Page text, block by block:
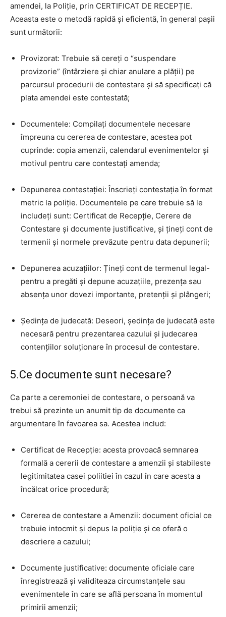
amendei, la Poliție, prin CERTIFICAT DE RECEPȚIE.
Aceasta este o metodă rapidă și eficientă, în general pașii
sunt următorii:
Provizorat: Trebuie să cereți o “suspendare
provizorie” (întârziere și chiar anulare a plății) pe
parcursul procedurii de contestare și să specificați că
plata amendei este contestată;
Documentele: Compilați documentele necesare
împreuna cu cererea de contestare, acestea pot
cuprinde: copia amenzii, calendarul evenimentelor și
motivul pentru care contestați amenda;
Depunerea contestației: Înscrieți contestația în format
metric la poliție. Documentele pe care trebuie să le
includeți sunt: Certificat de Recepție, Cerere de
Contestare și documente justificative, și țineți cont de
termenii și normele prevăzute pentru data depunerii;
Depunerea acuzațiilor: Țineți cont de termenul legal-
pentru a pregăti și depune acuzațiile, prezența sau
absența unor dovezi importante, pretenții și plângeri;
Ședința de judecată: Deseori, ședința de judecată este
necesară pentru prezentarea cazului și judecarea
contențiilor soluționare în procesul de contestare.
5.Ce documente sunt necesare?
Ca parte a ceremoniei de contestare, o persoană va
trebui să prezinte un anumit tip de documente ca
argumentare în favoarea sa. Acestea includ:
Certificat de Recepție: acesta provoacă semnarea
formală a cererii de contestare a amenzii și stabileste
legitimitatea casei poliitiei în cazul în care acesta a
încălcat orice procedură;
Cererea de contestare a Amenzii: document oficial ce
trebuie intocmit și depus la poliție și ce oferă o
descriere a cazului;
Documente justificative: documente oficiale care
înregistrează și validiteaza circumstanțele sau
evenimentele în care se află persoana în momentul
primirii amenzii;